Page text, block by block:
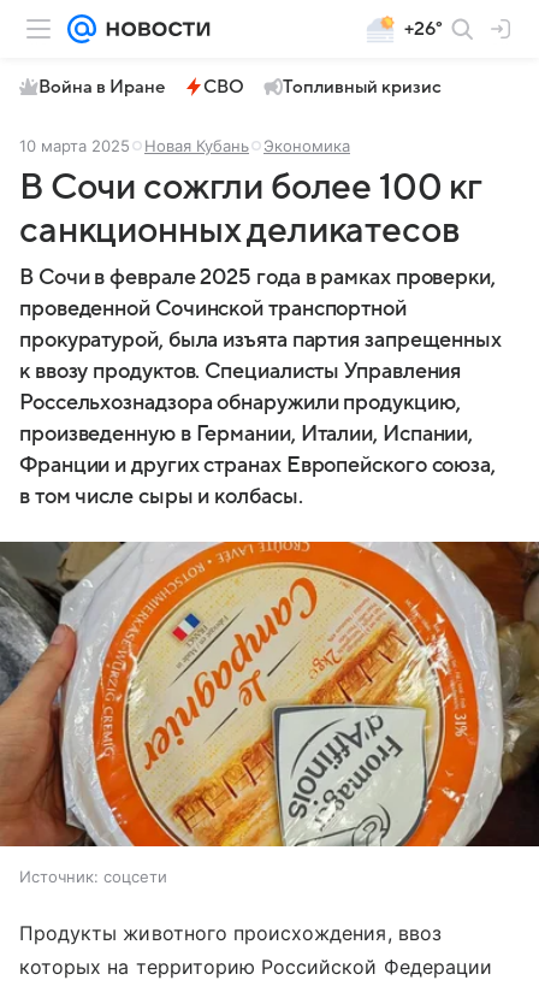
+26°
Война в Иране СВО Топливный кризис
10 марта 2025 Новая Кубань Экономика
В Сочи сожгли более 100 кг
санкционных деликатесов
В Сочи в феврале 2025 года в рамках проверки,
проведенной Сочинской транспортной
прокуратурой, была изъята партия запрещенных
к ввозу продуктов. Специалисты Управления
Россельхознадзора обнаружили продукцию,
произведенную в Германии, Италии, Испании,
Франции и других странах Европейского союза,
в том числе сыры и колбасы.
Источник: соцсети
Продукты животного происхождения, ввоз
которых на территорию Российской Федерации